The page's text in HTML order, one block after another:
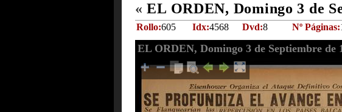
« EL ORDEN, Domingo 3 de
Rollo:605 Idx:4568 Dvd:8 Nº Páginas:
EL ORDEN, Domingo 3 de Septiembre de